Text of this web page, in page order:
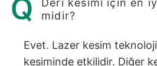
Deri kesimi için en
midir?
Evet. Lazer kesim
kesiminde etkilidir. Diğer